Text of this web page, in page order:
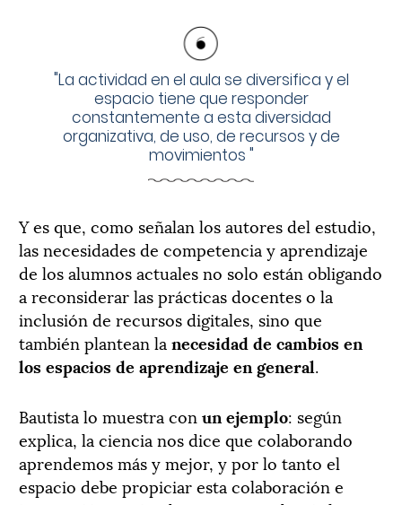
"La actividad en el aula se diversifica y el
espacio tiene que responder
constantemente a esta diversidad
organizativa, de uso, de recursos y de
movimientos "
Y es que, como señalan los autores del estudio,
las necesidades de competencia y aprendizaje
de los alumnos actuales no solo están obligando
a reconsiderar las prácticas docentes o la
inclusión de recursos digitales, sino que
también plantean la necesidad de cambios en
los espacios de aprendizaje en general.
Bautista lo muestra con un ejemplo: según
explica, la ciencia nos dice que colaborando
aprendemos más y mejor, y por lo tanto el
espacio debe propiciar esta colaboración e